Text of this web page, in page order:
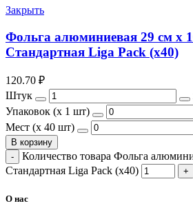
Закрыть
Фольга алюминиевая 29 см х
Стандартная Liga Pack (х40)
120.70 ₽
Штук
Упаковок (x 1 шт)
Мест (x 40 шт)
В корзину
Количество товара Фольга
Стандартная Liga Pack (х40)
О нас